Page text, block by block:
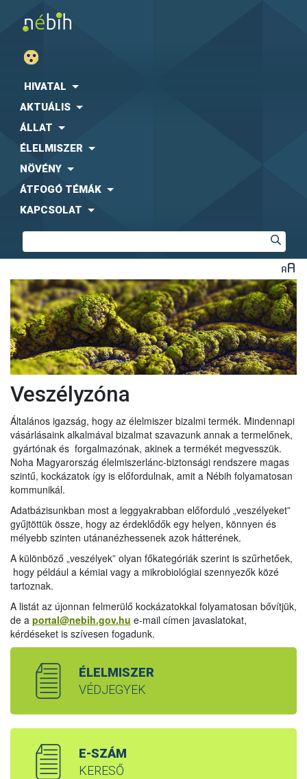
HIVATAL
AKTUÁLIS
ÁLLAT
ÉLELMISZER
NÖVÉNY
ÁTFOGÓ TÉMÁK
KAPCSOLAT
Veszélyzóna
Általános igazság, hogy az élelmiszer bizalmi termék. Mindennapi
vásárlásaink alkalmával bizalmat szavazunk annak a termelőnek,
gyártónak és forgalmazónak, akinek a termékét megvesszük.
Noha Magyarország élelmiszerlánc-biztonsági rendszere magas
szintű, kockázatok így is előfordulnak, amit a Nébih folyamatosan
kommunikál.
Adatbázisunkban most a leggyakrabban előforduló „veszélyeket”
gyűjtöttük össze, hogy az érdeklődők egy helyen, könnyen és
mélyebb szinten utánanézhessenek azok hátterének.
A különböző „veszélyek” olyan főkategóriák szerint is szűrhetőek,
hogy például a kémiai vagy a mikrobiológiai szennyezők közé
tartoznak.
A listát az újonnan felmerülő kockázatokkal folyamatosan bővítjük,
de a portal@nebih.gov.hu e-mail címen javaslatokat,
kérdéseket is szívesen fogadunk.
ÉLELMISZER
VÉDJEGYEK
E-SZÁM
KERESŐ